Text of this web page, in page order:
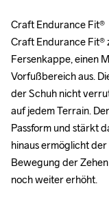
Craft Endurance Fit®
Craft Endurance Fit®
Fersenkappe, einen
Vorfußbereich aus.
der Schuh nicht
auf jedem Terrain.
Passform und stärkt
hinaus ermöglicht
Bewegung der
noch weiter erhöht.
Craft Endurance Fit®
Craft Endurance Fit®
Fersenkappe, einen
Vorfußbereich aus.
der Schuh nicht
auf jedem Terrain.
Passform und stärkt
hinaus ermöglicht
Bewegung der
noch weiter erhöht.